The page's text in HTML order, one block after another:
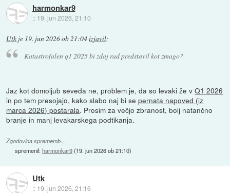
harmonkar9
:: 19. jun 2026, 21:10
Utk je 19. jun 2026 ob 21:04izjavil:
Katastrofalen q1 2025 bi zdaj rad predstavil kot zmago?
Jaz kot domoljub seveda ne, problem je, da so levaki že vQ1 2026
in po tem presojajo, kako slabo naj bi sepernata napoved (iz
marca 2026) postarala. Prosim za večjo zbranost, bolj natančno
branje in manj levakarskega podtikanja.
Zgodovina sprememb…
spremenil:harmonkar9(19. jun 2026 ob 21:10)
Utk
:: 19. jun 2026, 21:16